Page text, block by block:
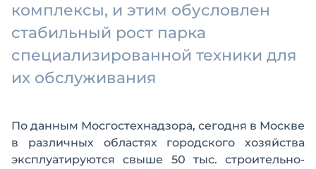
комплексы, и этим обусловлен
стабильный рост парка
специализированной техники для
их обслуживания
По данным Мосгостехнадзора, сегодня в Москве
в различных областях городского хозяйства
эксплуатируются свыше 50 тыс. строительно-